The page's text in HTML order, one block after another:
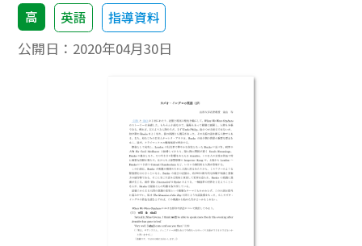
高 英語 指導資料
公開日： 2020年04月30日